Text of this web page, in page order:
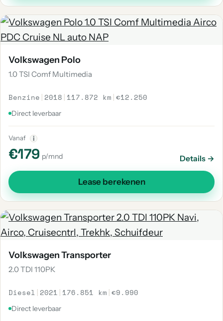
Volkswagen Polo
1.0 TSI Comf Multimedia
Benzine | 2018 | 117.872 km |€12.250
Direct leverbaar
Vanaf i
€179 p/mnd Details →
Lease berekenen
Volkswagen Transporter
2.0 TDI 110PK
Diesel | 2021 | 176.851 km |€9.990
Direct leverbaar